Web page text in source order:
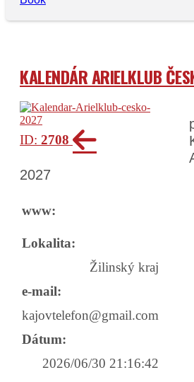
KALENDÁR ARIELKLUB
ID: 2708
2027
www:
Lokalita:
Žilinský kraj
e-mail:
kajovtelefon@gmail.com
Dátum:
2026/06/30 21:16:42